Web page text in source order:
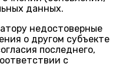
данных.
недостоверные
о другом субъекте
последнего,
с